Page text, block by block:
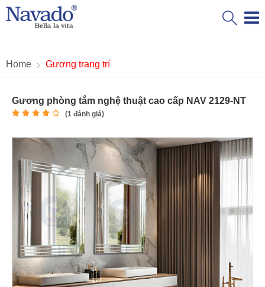
Home Gương trang trí
Gương phòng tắm nghệ thuật cao cấp NAV 2129-NT
(1 đánh giá)